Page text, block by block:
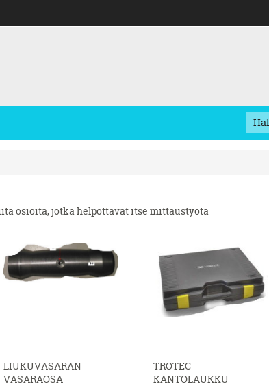
osioita, jotka helpottavat itse mittaustyötä
LIUKUVASARAN
VASARAOSA
TROTEC
KANTOLAUKKU